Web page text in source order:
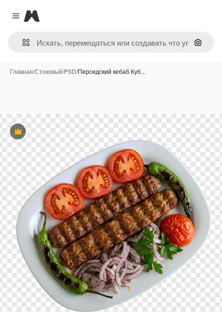
Close menu
Magnific
Поиск
Главная/Стоковый/PSD/Персидский кебаб Куб…
Премиум